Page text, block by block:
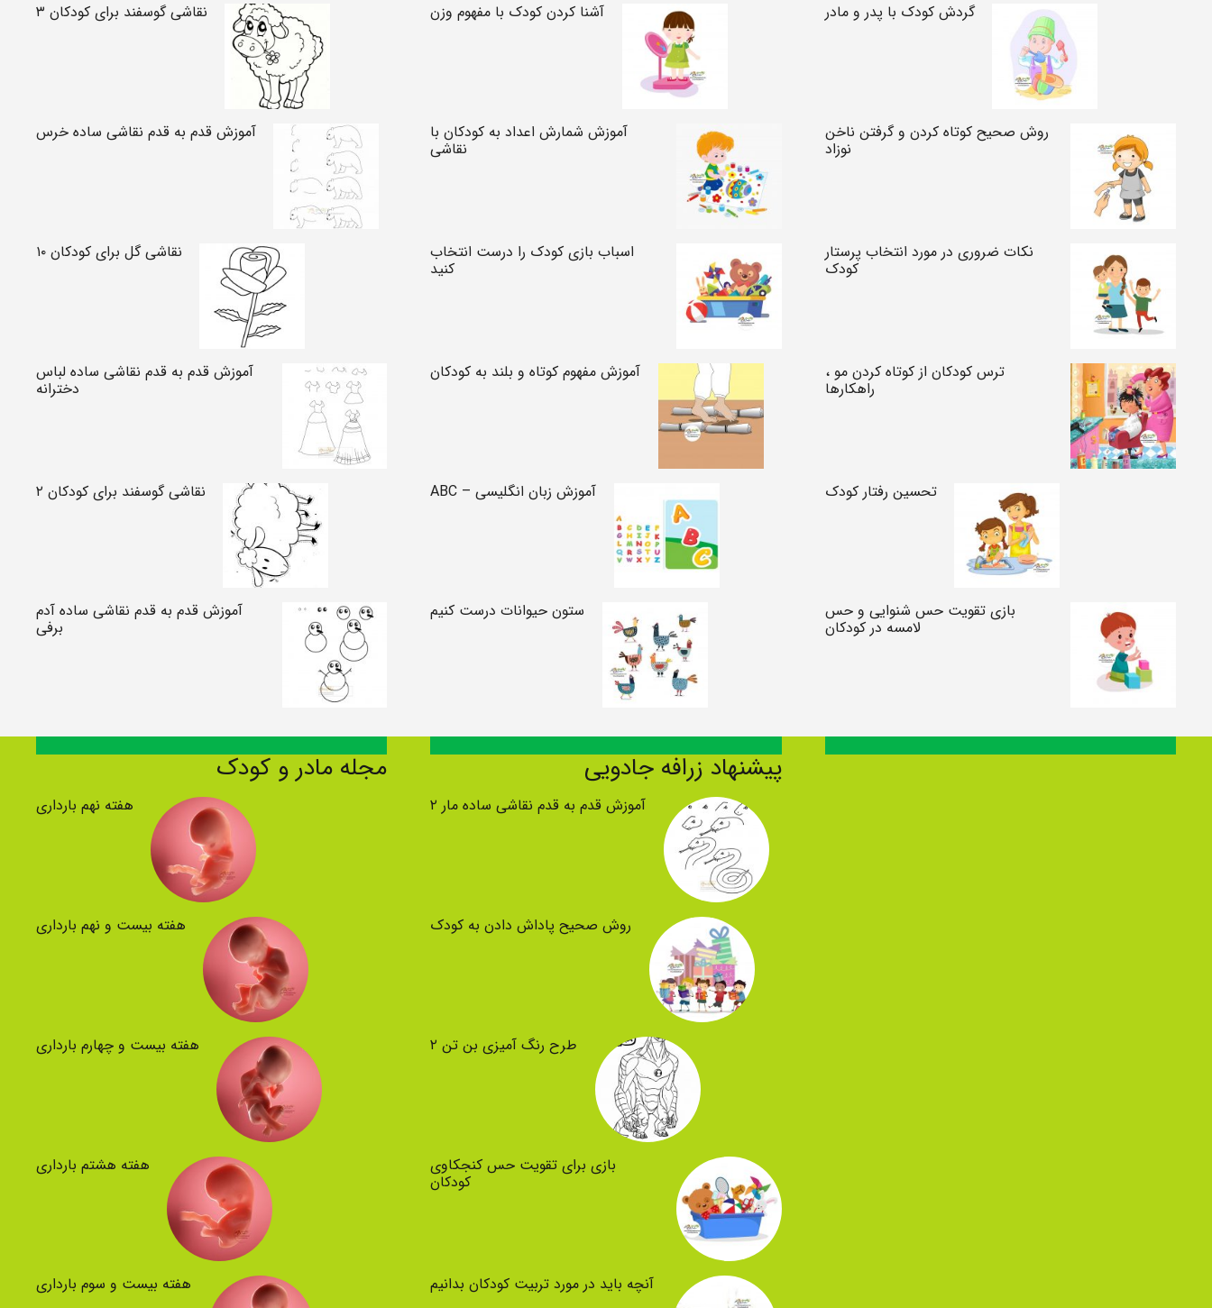
گردش کودک با پدر و مادر
روش صحیح کوتاه کردن و گرفتن ناخن‌
نوزاد
نکات ضروری در مورد انتخاب پرستار
کودک
ترس کودکان از کوتاه کردن مو ،
راهکارها
تحسین رفتار کودک
بازی تقویت حس شنوایی و حس
لامسه در کودکان
آشنا کردن کودک با مفهوم وزن
آموزش شمارش اعداد به کودکان با
نقاشی
اسباب بازی کودک را درست انتخاب
کنید
آموزش مفهوم کوتاه و بلند به کودکان
آموزش زبان انگلیسی – ABC
ستون حیوانات درست کنیم
نقاشی گوسفند برای کودکان ۳
آموزش قدم به قدم نقاشی ساده خرس
نقاشی گل برای کودکان ۱۰
آموزش قدم به قدم نقاشی ساده لباس
دخترانه
نقاشی گوسفند برای کودکان ۲
آموزش قدم به قدم نقاشی ساده آدم
برفی
پیشنهاد زرافه جادویی
آموزش قدم به قدم نقاشی ساده مار ۲
روش صحیح پاداش دادن به کودک
طرح رنگ آمیزی بن تن ۲
بازی برای تقویت حس کنجکاوی
کودکان
آنچه باید در مورد تربیت کودکان بدانیم
مجله مادر و کودک
هفته نهم بارداری
هفته بیست و نهم بارداری
هفته بیست و چهارم بارداری
هفته هشتم بارداری
هفته بیست و سوم بارداری